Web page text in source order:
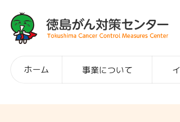
ホーム 事業について